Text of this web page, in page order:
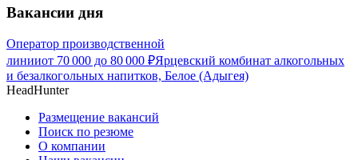
Вакансии дня
Оператор производственной
линииот 70 000 до 80 000 ₽Ярцевский комбинат алкогольных
и безалкогольных напитков, Белое (Адыгея)
HeadHunter
Размещение вакансий
Поиск по резюме
О компании